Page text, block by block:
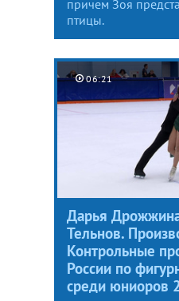
причем Зоя
птицы.
06:21
Дарья
Тельнов.
Контрольные
России по
среди юниоров